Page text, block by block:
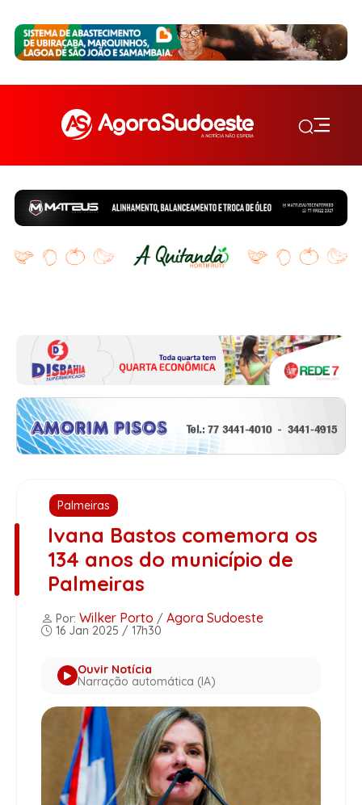
Palmeiras
Ivana Bastos comemora os
134 anos do município de
Palmeiras
Por: Wilker Porto / Agora Sudoeste
16 Jan 2025 / 17h30
Ouvir Notícia
Narração automática (IA)